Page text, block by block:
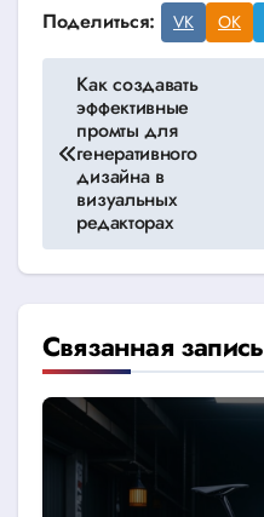
Поделиться: VK OK
Навигация
записям
Как создавать
эффективные
промты для
генеративного
дизайна в
визуальных
редакторах
Связанная запись